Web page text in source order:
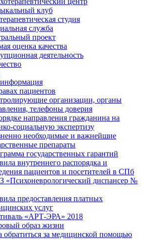
клуб
студия
служба
проект
оценка качества
деятельность
пациентов
организации, органы
телефоны доверия
направления гражданина на
социальную экспертизу
необходимые и важнейшие
препараты
государственных гарантий
внутреннего распорядка и
пациентов и посетителей в СПб
«Психоневрологический диспансер №
предоставления платных
услуг
«АРТ-ЭРА» 2018
образ жизни
обратиться за медицинской помощью